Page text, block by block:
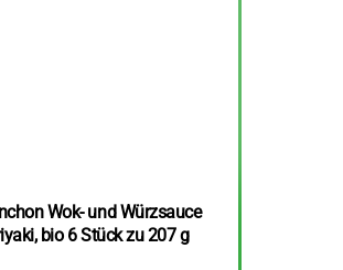
Wok- und Würzsauce
bio 6 Stück zu 207 g